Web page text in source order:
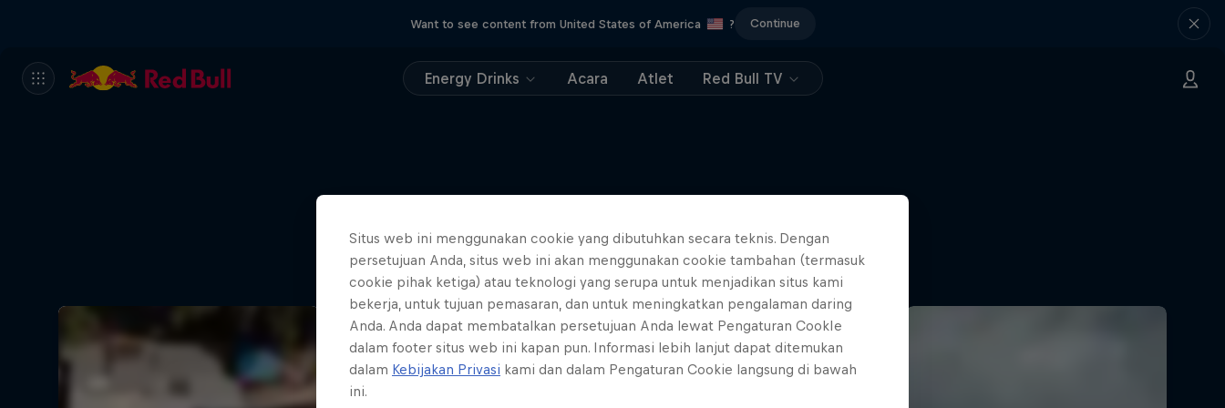
Want to see content from United States of America ? Continue
Energy Drinks Acara Atlet Red Bull TV
Lebih banyak seperti ini
Situs web ini menggunakan cookie yang dibutuhkan secara teknis. Dengan
persetujuan Anda, situs web ini akan menggunakan cookie tambahan (termasuk
cookie pihak ketiga) atau teknologi yang serupa untuk menjadikan situs kami
bekerja, untuk tujuan pemasaran, dan untuk meningkatkan pengalaman daring
Anda. Anda dapat membatalkan persetujuan Anda lewat Pengaturan CookIe
dalam footer situs web ini kapan pun. Informasi lebih lanjut dapat ditemukan
dalam Kebijakan Privasi kami dan dalam Pengaturan Cookie langsung di bawah
ini.